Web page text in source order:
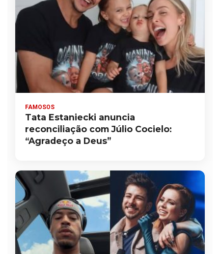
FAMOSOS
Tata Estaniecki anuncia
reconciliação com Júlio Cocielo:
“Agradeço a Deus”